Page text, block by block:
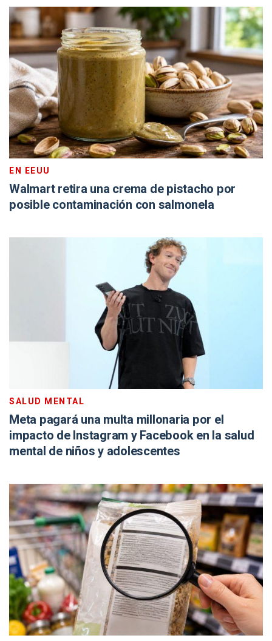
EN EEUU
Walmart retira una crema de pistacho por
posible contaminación con salmonela
SALUD MENTAL
Meta pagará una multa millonaria por el
impacto de Instagram y Facebook en la salud
mental de niños y adolescentes